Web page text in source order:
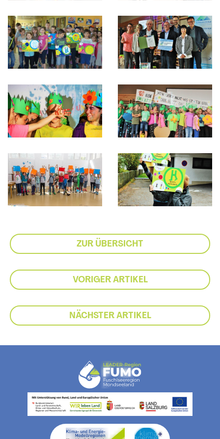
ZUR ÜBERSICHT
VORIGER ARTIKEL
NÄCHSTER ARTIKEL